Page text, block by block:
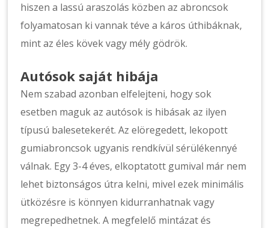
hiszen a lassú araszolás közben az abroncsok
folyamatosan ki vannak téve a káros úthibáknak,
mint az éles kövek vagy mély gödrök.
Autósok saját hibája
Nem szabad azonban elfelejteni, hogy sok
esetben maguk az autósok is hibásak az ilyen
típusú balesetekerét. Az elöregedett, lekopott
gumiabroncsok ugyanis rendkívül sérülékennyé
válnak. Egy 3-4 éves, elkoptatott gumival már nem
lehet biztonságos útra kelni, mivel ezek minimális
ütközésre is könnyen kidurranhatnak vagy
megrepedhetnek. A megfelelő mintázat és